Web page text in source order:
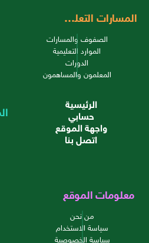
المسارات التعليمية
الصفوف والمسارات
الموارد التعليمية
الدورات
المعلمون والمساهمون
الرئيسية
حسابي
واجهة الموقع
اتصل بنا
معلومات الموقع
من نحن
سياسة الاستخدام
سياسة الخصوصية